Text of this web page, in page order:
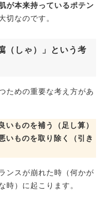
が本来持っているポテン
切なのです。
（しゃ）」という考
ための重要な考え方があ
いものを補う（足し算）
いものを取り除く（引き
ンスが崩れた時（何かが
時）に起こります。